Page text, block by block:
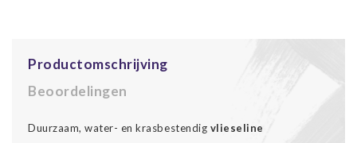
Productomschrijving
Beoordelingen
Duurzaam, water- en krasbestendig vlieseline